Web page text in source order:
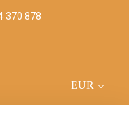
370 878
EUR